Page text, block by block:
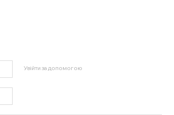
Увійти за допомогою